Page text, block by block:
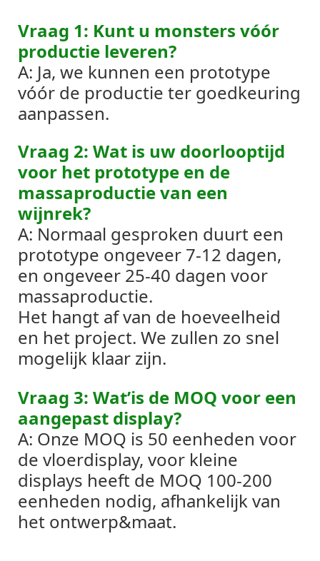
Vraag 1: Kunt u monsters vóór
productie leveren?
A: Ja, we kunnen een prototype
vóór de productie ter goedkeuring
aanpassen.
Vraag 2: Wat is uw doorlooptijd
voor het prototype en de
massaproductie van een
wijnrek?
A: Normaal gesproken duurt een
prototype ongeveer 7-12 dagen,
en ongeveer 25-40 dagen voor
massaproductie.
Het hangt af van de hoeveelheid
en het project. We zullen zo snel
mogelijk klaar zijn.
Vraag 3: Wat’is de MOQ voor een
aangepast display?
A: Onze MOQ is 50 eenheden voor
de vloerdisplay, voor kleine
displays heeft de MOQ 100-200
eenheden nodig, afhankelijk van
het ontwerp&maat.